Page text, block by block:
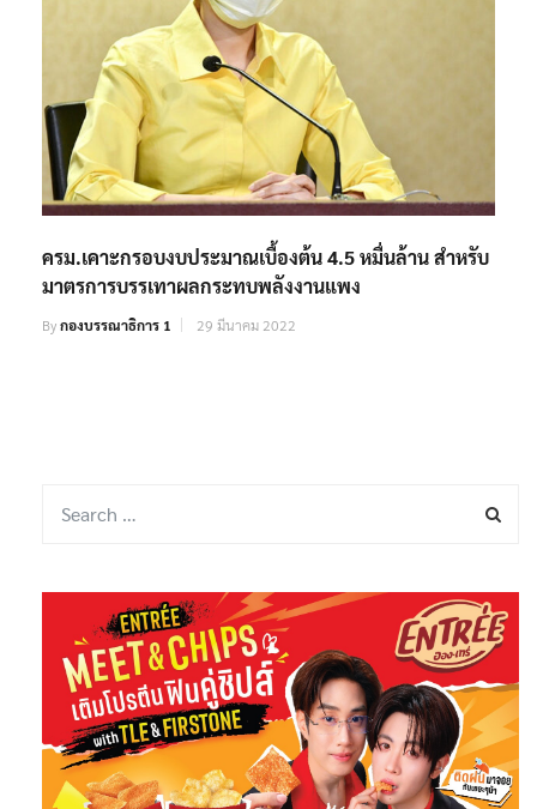
ครม.เคาะกรอบงบประมาณเบื้องต้น 4.5 หมื่นล้าน สำหรับ
มาตรการบรรเทาผลกระทบพลังงานแพง
Byกองบรรณาธิการ 1 29 มีนาคม 2022